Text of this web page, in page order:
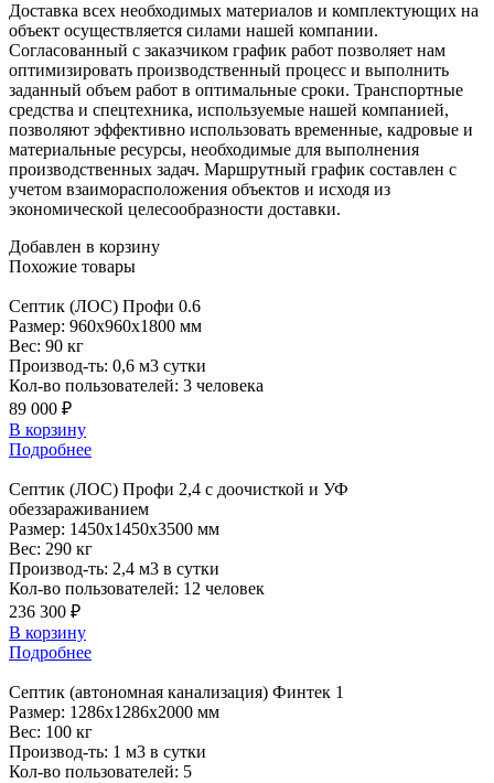
Доставка всех необходимых материалов и комплектующих на
объект осуществляется силами нашей компании.
Согласованный с заказчиком график работ позволяет нам
оптимизировать производственный процесс и выполнить
заданный объем работ в оптимальные сроки. Транспортные
средства и спецтехника, используемые нашей компанией,
позволяют эффективно использовать временные, кадровые и
материальные ресурсы, необходимые для выполнения
производственных задач. Маршрутный график составлен с
учетом взаиморасположения объектов и исходя из
экономической целесообразности доставки.
Добавлен в корзину
Похожие товары
Септик (ЛОС) Профи 0.6
Размер: 960x960x1800 мм
Вес: 90 кг
Производ-ть: 0,6 м3 сутки
Кол-во пользователей: 3 человека
89 000 ₽
В корзину
Подробнее
Септик (ЛОС) Профи 2,4 с доочисткой и УФ
обеззараживанием
Размер: 1450x1450x3500 мм
Вес: 290 кг
Производ-ть: 2,4 м3 в сутки
Кол-во пользователей: 12 человек
236 300 ₽
В корзину
Подробнее
Септик (автономная канализация) Финтек 1
Размер: 1286x1286x2000 мм
Вес: 100 кг
Производ-ть: 1 м3 в сутки
Кол-во пользователей: 5